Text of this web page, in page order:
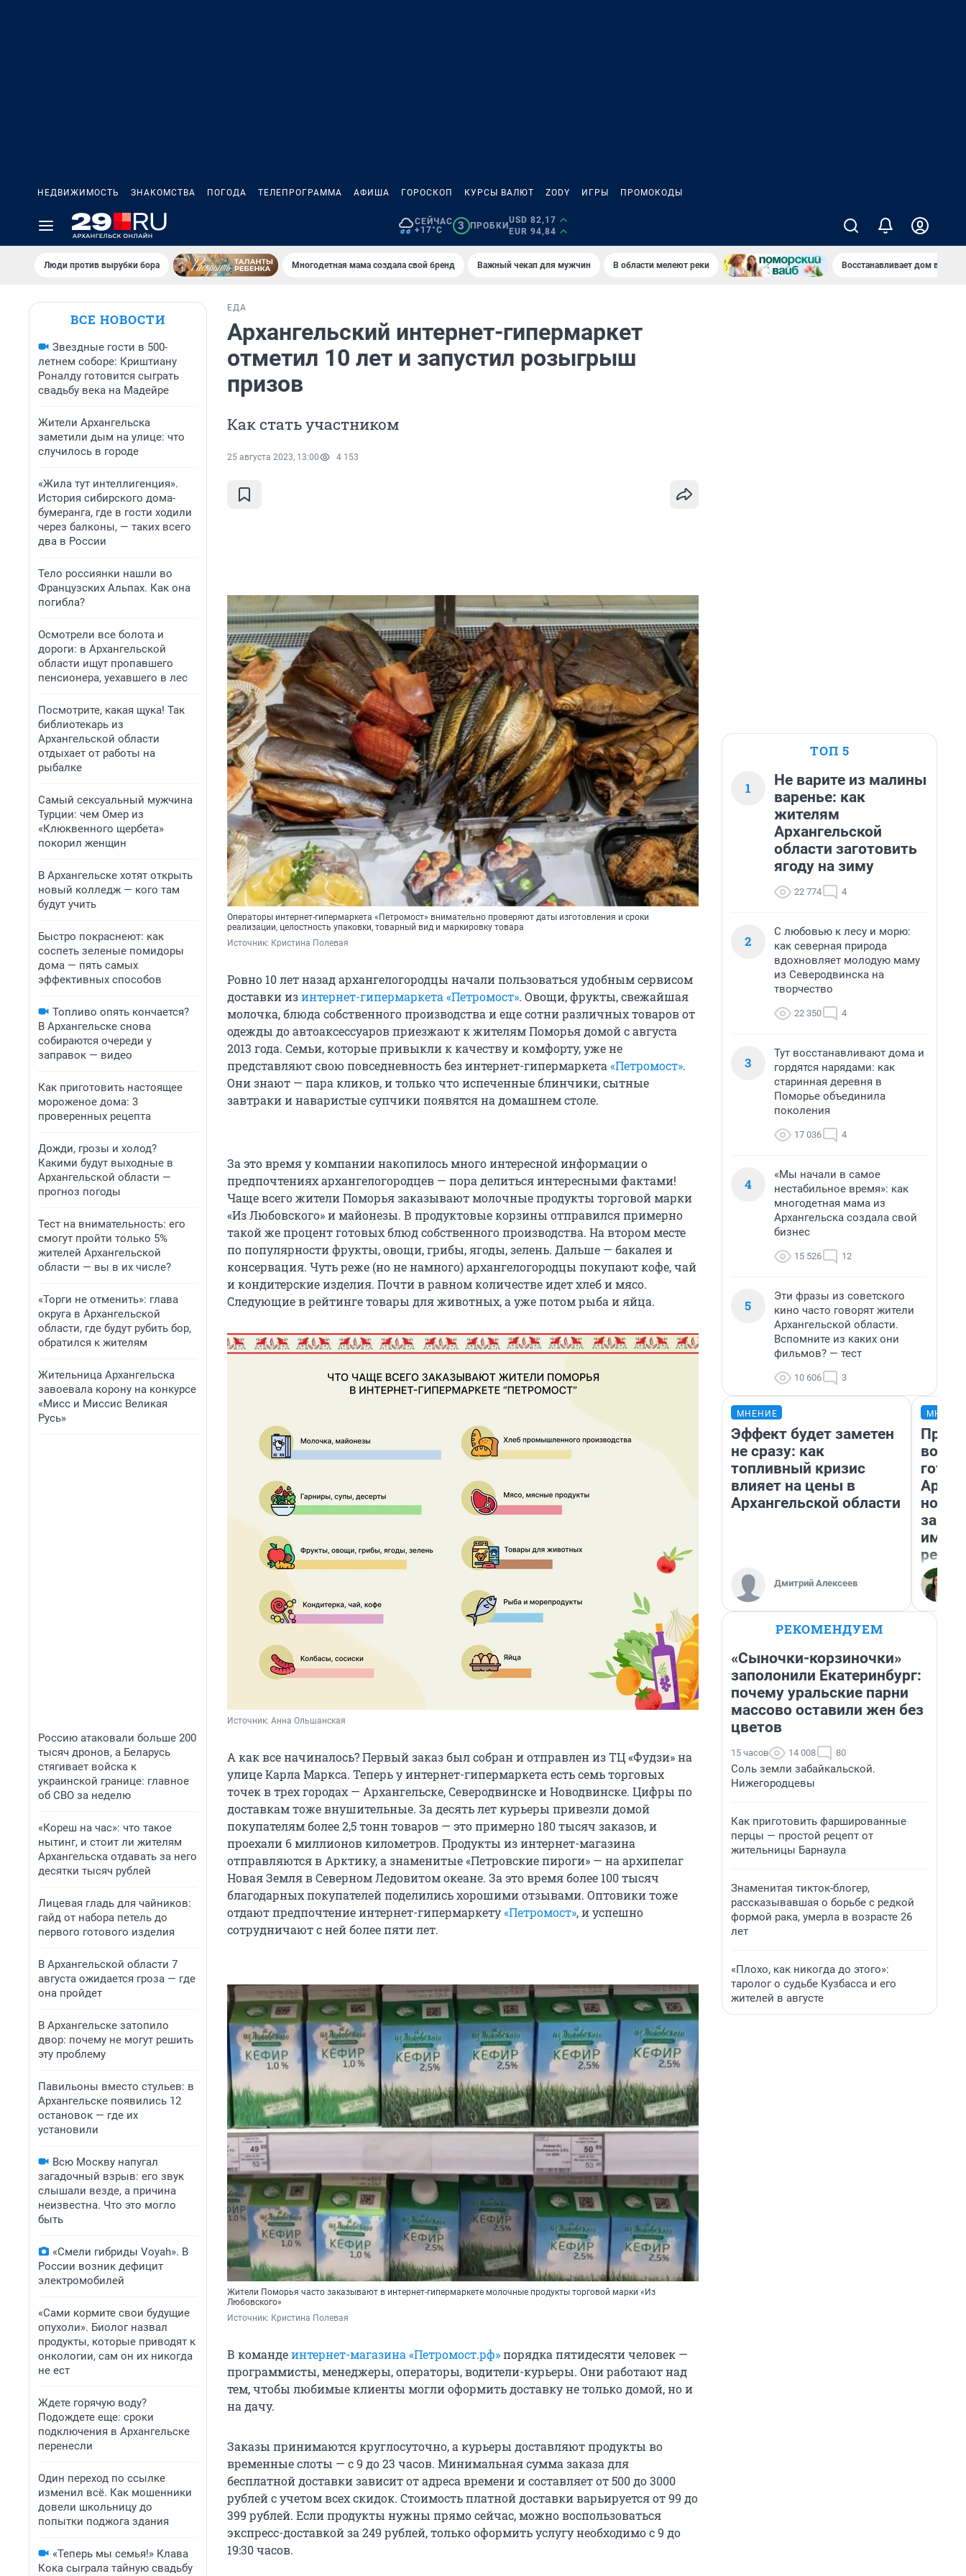
НЕДВИЖИМОСТЬ ЗНАКОМСТВА ПОГОДА ТЕЛЕПРОГРАММА АФИША ГОРОСКОП КУРСЫ ВАЛЮТ ZODY ИГРЫ ПРОМОКОДЫ
СЕЙЧАС
+17°C
3 ПРОБКИ
USD 82,17
EUR 94,84
Люди против вырубки бора Многодетная мама создала свой бренд Важный чекап для мужчин В области мелеют реки Восстанавливает дом в
ВСЕ НОВОСТИ
Звездные гости в 500-
летнем соборе: Криштиану
Роналду готовится сыграть
свадьбу века на Мадейре
Жители Архангельска
заметили дым на улице: что
случилось в городе
«Жила тут интеллигенция».
История сибирского дома-
бумеранга, где в гости ходили
через балконы, — таких всего
два в России
Тело россиянки нашли во
Французских Альпах. Как она
погибла?
Осмотрели все болота и
дороги: в Архангельской
области ищут пропавшего
пенсионера, уехавшего в лес
Посмотрите, какая щука! Так
библиотекарь из
Архангельской области
отдыхает от работы на
рыбалке
Самый сексуальный мужчина
Турции: чем Омер из
«Клюквенного щербета»
покорил женщин
В Архангельске хотят открыть
новый колледж — кого там
будут учить
Быстро покраснеют: как
соспеть зеленые помидоры
дома — пять самых
эффективных способов
Топливо опять кончается?
В Архангельске снова
собираются очереди у
заправок — видео
Как приготовить настоящее
мороженое дома: 3
проверенных рецепта
Дожди, грозы и холод?
Какими будут выходные в
Архангельской области —
прогноз погоды
Тест на внимательность: его
смогут пройти только 5%
жителей Архангельской
области — вы в их числе?
«Торги не отменить»: глава
округа в Архангельской
области, где будут рубить бор,
обратился к жителям
Жительница Архангельска
завоевала корону на конкурсе
«Мисс и Миссис Великая
Русь»
Россию атаковали больше 200
тысяч дронов, а Беларусь
стягивает войска к
украинской границе: главное
об СВО за неделю
«Кореш на час»: что такое
нытинг, и стоит ли жителям
Архангельска отдавать за него
десятки тысяч рублей
Лицевая гладь для чайников:
гайд от набора петель до
первого готового изделия
В Архангельской области 7
августа ожидается гроза — где
она пройдет
В Архангельске затопило
двор: почему не могут решить
эту проблему
Павильоны вместо стульев: в
Архангельске появились 12
остановок — где их
установили
Всю Москву напугал
загадочный взрыв: его звук
слышали везде, а причина
неизвестна. Что это могло
быть
«Смели гибриды Voyah». В
России возник дефицит
электромобилей
«Сами кормите свои будущие
опухоли». Биолог назвал
продукты, которые приводят к
онкологии, сам он их никогда
не ест
Ждете горячую воду?
Подождете еще: сроки
подключения в Архангельске
перенесли
Один переход по ссылке
изменил всё. Как мошенники
довели школьницу до
попытки поджога здания
«Теперь мы семья!» Клава
Кока сыграла тайную свадьбу
ЕДА
Архангельский интернет-гипермаркет
отметил 10 лет и запустил розыгрыш
призов
Как стать участником
25 августа 2023, 13:00 4 153
Операторы интернет-гипермаркета «Петромост» внимательно проверяют даты изготовления и сроки
реализации, целостность упаковки, товарный вид и маркировку товара
Источник: Кристина Полевая
Ровно 10 лет назад архангелогородцы начали пользоваться удобным сервисом
доставки изинтернет-гипермаркета «Петромост». Овощи, фрукты, свежайшая
молочка, блюда собственного производства и еще сотни различных товаров от
одежды до автоаксессуаров приезжают к жителям Поморья домой с августа
2013 года. Семьи, которые привыкли к качеству и комфорту, уже не
представляют свою повседневность без интернет-гипермаркета «Петромост».
Они знают — пара кликов, и только что испеченные блинчики, сытные
завтраки и наваристые супчики появятся на домашнем столе.
За это время у компании накопилось много интересной информации о
предпочтениях архангелогородцев — пора делиться интересными фактами!
Чаще всего жители Поморья заказывают молочные продукты торговой марки
«Из Любовского» и майонезы. В продуктовые корзины отправился примерно
такой же процент готовых блюд собственного производства. На втором месте
по популярности фрукты, овощи, грибы, ягоды, зелень. Дальше — бакалея и
консервация. Чуть реже (но не намного) архангелогородцы покупают кофе, чай
и кондитерские изделия. Почти в равном количестве идет хлеб и мясо.
Следующие в рейтинге товары для животных, а уже потом рыба и яйца.
Источник: Анна Ольшанская
А как все начиналось? Первый заказ был собран и отправлен из ТЦ «Фудзи» на
улице Карла Маркса. Теперь у интернет-гипермаркета есть семь торговых
точек в трех городах — Архангельске, Северодвинске и Новодвинске. Цифры по
доставкам тоже внушительные. За десять лет курьеры привезли домой
покупателям более 2,5 тонн товаров — это примерно 180 тысяч заказов, и
проехали 6 миллионов километров. Продукты из интернет-магазина
отправляются в Арктику, а знаменитые «Петровские пироги» — на архипелаг
Новая Земля в Северном Ледовитом океане. За это время более 100 тысяч
благодарных покупателей поделились хорошими отзывами. Оптовики тоже
отдают предпочтение интернет-гипермаркету«Петромост», и успешно
сотрудничают с ней более пяти лет.
Жители Поморья часто заказывают в интернет-гипермаркете молочные продукты торговой марки «Из
Любовского»
Источник: Кристина Полевая
В командеинтернет-магазина «Петромост.рф»порядка пятидесяти человек —
программисты, менеджеры, операторы, водители-курьеры. Они работают над
тем, чтобы любимые клиенты могли оформить доставку не только домой, но и
на дачу.
Заказы принимаются круглосуточно, а курьеры доставляют продукты во
временные слоты — с 9 до 23 часов. Минимальная сумма заказа для
бесплатной доставки зависит от адреса времени и составляет от 500 до 3000
рублей с учетом всех скидок. Стоимость платной доставки варьируется от 99 до
399 рублей. Если продукты нужны прямо сейчас, можно воспользоваться
экспресс-доставкой за 249 рублей, только оформить услугу необходимо с 9 до
19:30 часов.
ТОП 5
1
Не варите из малины
варенье: как
жителям
Архангельской
области заготовить
ягоду на зиму
22 774 4
2
С любовью к лесу и морю:
как северная природа
вдохновляет молодую маму
из Северодвинска на
творчество
22 350 4
3
Тут восстанавливают дома и
гордятся нарядами: как
старинная деревня в
Поморье объединила
поколения
17 036 4
4
«Мы начали в самое
нестабильное время»: как
многодетная мама из
Архангельска создала свой
бизнес
15 526 12
5
Эти фразы из советского
кино часто говорят жители
Архангельской области.
Вспомните из каких они
фильмов? — тест
10 606 3
МНЕНИЕ
Эффект будет заметен
не сразу: как
топливный кризис
влияет на цены в
Архангельской области
Дмитрий Алексеев
закон
РЕКОМЕНДУЕМ
«Сыночки-корзиночки»
заполонили Екатеринбург:
почему уральские парни
массово оставили жен без
цветов
15 часов 14 008 80
Соль земли забайкальской.
Нижегородцевы
Как приготовить фаршированные
перцы — простой рецепт от
жительницы Барнаула
Знаменитая тикток-блогер,
рассказывавшая о борьбе с редкой
формой рака, умерла в возрасте 26
лет
«Плохо, как никогда до этого»:
таролог о судьбе Кузбасса и его
жителей в августе